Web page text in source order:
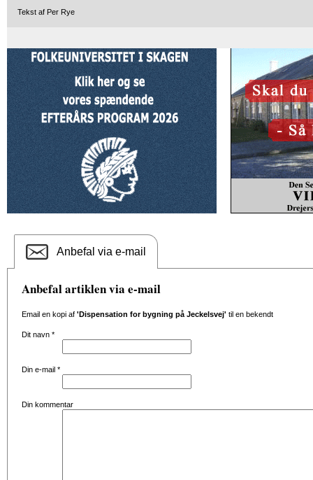
Tekst af Per Rye
Anbefal via e-mail
Anbefal artiklen via e-mail
Email en kopi af 'Dispensation for bygning på Jeckelsvej' til en bekendt
Dit navn *
Din e-mail *
Din kommentar